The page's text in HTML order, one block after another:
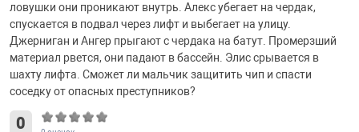
ловушки они проникают внутрь. Алекс убегает на чердак,
спускается в подвал через лифт и выбегает на улицу.
Джерниган и Ангер прыгают с чердака на батут. Промерзший
материал рвется, они падают в бассейн. Элис срывается в
шахту лифта. Сможет ли мальчик защитить чип и спасти
соседку от опасных преступников?
0